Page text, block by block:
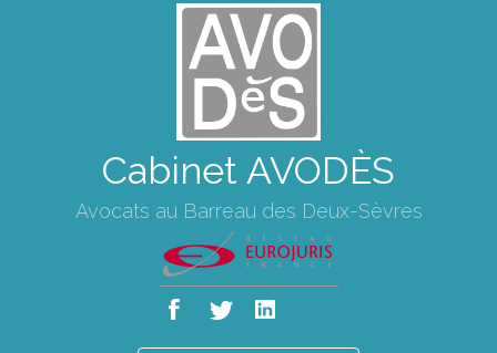
Cabinet AVODÈS
Avocats au Barreau des Deux-Sèvres